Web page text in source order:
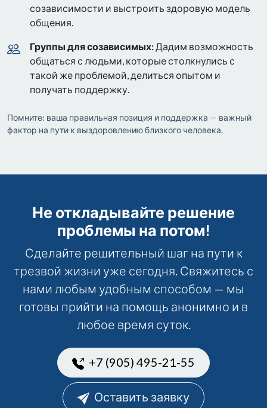
созависимости и выстроить здоровую модель
общения.
Группы для созависимых:Дадим возможность
общаться с людьми, которые столкнулись с
такой же проблемой, делиться опытом и
получать поддержку.
Помните: ваша правильная позиция и поддержка — важный
фактор на пути к выздоровлению близкого человека.
Не откладывайте решение
проблемы на потом!
Сделайте решительный шаг на пути к
трезвой жизни уже сегодня. Свяжитесь с
нами любым удобным способом — мы
готовы прийти на помощь анонимно и в
любое время суток.
+7 (905) 495-21-55
Оставить заявку